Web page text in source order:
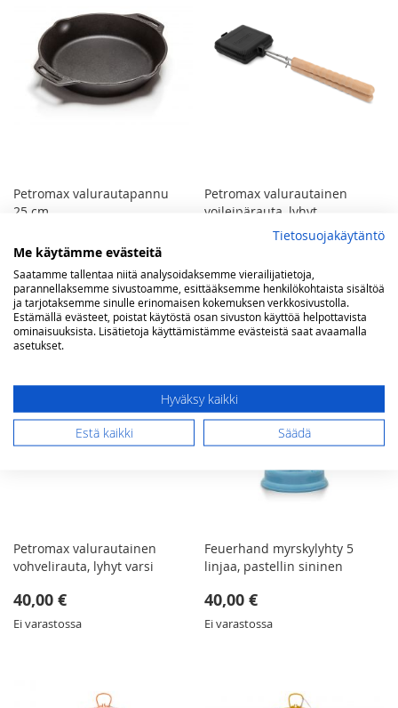
Petromax valurautapannu
25 cm
38,90 €
Ei varastossa
Petromax valurautainen
voileipärauta, lyhyt
Ei varastossa
Petromax valurautainen
vohvelirauta, lyhyt varsi
40,00 €
Ei varastossa
Feuerhand myrskylyhty 5
linjaa, pastellin sininen
40,00 €
Ei varastossa
Tietosuojakäytäntö
Me käytämme evästeitä
Saatamme tallentaa niitä analysoidaksemme vierailijatietoja,
parannellaksemme sivustoamme, esittääksemme henkilökohtaista sisältöä
ja tarjotaksemme sinulle erinomaisen kokemuksen verkkosivustolla.
Estämällä evästeet, poistat käytöstä osan sivuston käyttöä helpottavista
ominaisuuksista. Lisätietoja käyttämistämme evästeistä saat avaamalla
asetukset.
Hyväksy kaikki
Estä kaikki
Säädä